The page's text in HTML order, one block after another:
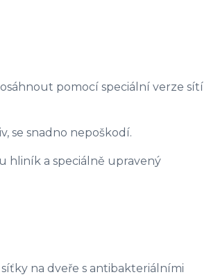
pomocí speciální verze sítí
se snadno nepoškodí.
hliník a speciálně upravený
na dveře s antibakteriálními